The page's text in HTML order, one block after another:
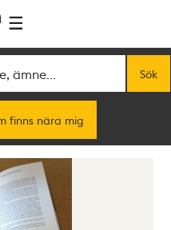
Sök
finns nära mig